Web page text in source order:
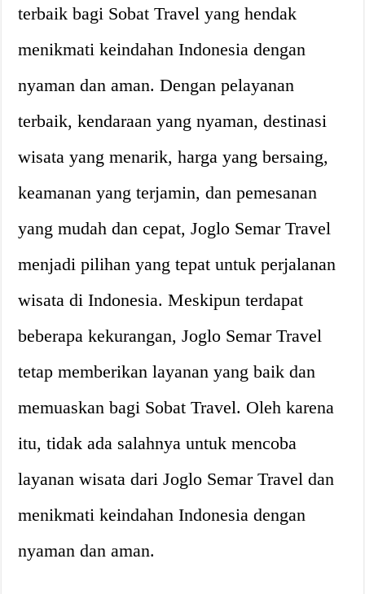
terbaik bagi Sobat Travel yang hendak
menikmati keindahan Indonesia dengan
nyaman dan aman. Dengan pelayanan
terbaik, kendaraan yang nyaman, destinasi
wisata yang menarik, harga yang bersaing,
keamanan yang terjamin, dan pemesanan
yang mudah dan cepat, Joglo Semar Travel
menjadi pilihan yang tepat untuk perjalanan
wisata di Indonesia. Meskipun terdapat
beberapa kekurangan, Joglo Semar Travel
tetap memberikan layanan yang baik dan
memuaskan bagi Sobat Travel. Oleh karena
itu, tidak ada salahnya untuk mencoba
layanan wisata dari Joglo Semar Travel dan
menikmati keindahan Indonesia dengan
nyaman dan aman.